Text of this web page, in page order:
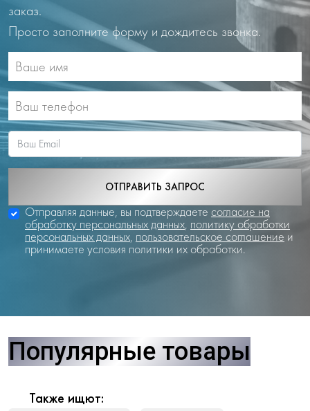
заказ.
Просто заполните форму и дождитесь звонка.
ОТПРАВИТЬ ЗАПРОС
Отправляя данные, вы подтверждаете согласие на
обработку персональных данных, политику обработки
персональных данных, пользовательское соглашение и
принимаете условия политики их обработки.
Популярные товары
Также ищют: